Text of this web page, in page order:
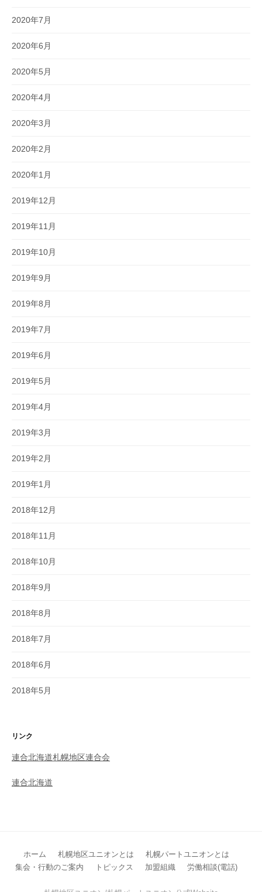
2020年7月
2020年6月
2020年5月
2020年4月
2020年3月
2020年2月
2020年1月
2019年12月
2019年11月
2019年10月
2019年9月
2019年8月
2019年7月
2019年6月
2019年5月
2019年4月
2019年3月
2019年2月
2019年1月
2018年12月
2018年11月
2018年10月
2018年9月
2018年8月
2018年7月
2018年6月
2018年5月
リンク
連合北海道札幌地区連合会
連合北海道
ホーム 札幌地区ユニオンとは
札幌パートユニオンとは
集会・行動のご案内
トピックス 加盟組織 労働相談(電話)